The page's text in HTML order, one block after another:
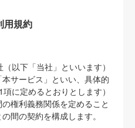
用規約
以下「当社」といいます）
サービス」といい、具体的
に定めるとおりとします）
権利義務関係を定めること
間の契約を構成します。